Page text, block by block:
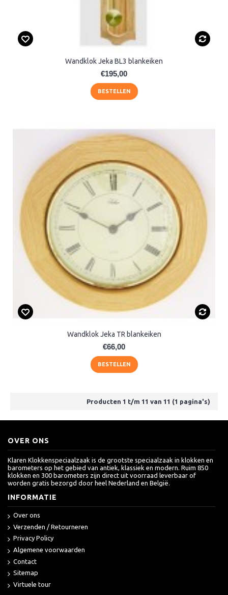
Wandklok Jeka BL3 blankeiken
€195,00
BESTELLEN
Wandklok Jeka TR blankeiken
€66,00
BESTELLEN
Producten 1 t/m 11 van 11 (1 pagina's)
OVER ONS
Klaren Klokkenspeciaalzaak is de grootste speciaalzaak in klokken en
barometers op het gebied van antiek, klassiek en modern. Ruim 850
klokken en 300 barometers zijn direct uit voorraad leverbaar of
worden gratis bezorgd door heel Nederland en België.
INFORMATIE
Over ons
Verzenden / Retourneren
Privacy Policy
Algemene voorwaarden
Contact
Sitemap
Virtuele tour